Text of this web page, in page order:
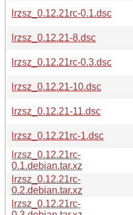
lrzsz_0.12.21rc-0.1.dsc
lrzsz_0.12.21-8.dsc
lrzsz_0.12.21rc-0.3.dsc
lrzsz_0.12.21-10.dsc
lrzsz_0.12.21-11.dsc
lrzsz_0.12.21rc-1.dsc
lrzsz_0.12.21rc-
0.1.debian.tar.xz
lrzsz_0.12.21rc-
0.2.debian.tar.xz
lrzsz_0.12.21rc-